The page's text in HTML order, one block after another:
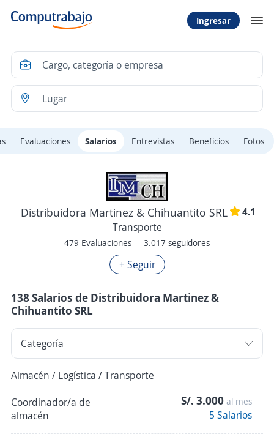
Ingresar
Evaluaciones Salarios Entrevistas Beneficios Fotos
Distribuidora Martinez & Chihuantito SRL
4.1
Transporte
479 Evaluaciones 3.017 seguidores
+ Seguir
138 Salarios de Distribuidora Martinez &
Chihuantito SRL
Almacén / Logística / Transporte
Coordinador/a de
almacén
S/. 3.000 al mes
5 Salarios